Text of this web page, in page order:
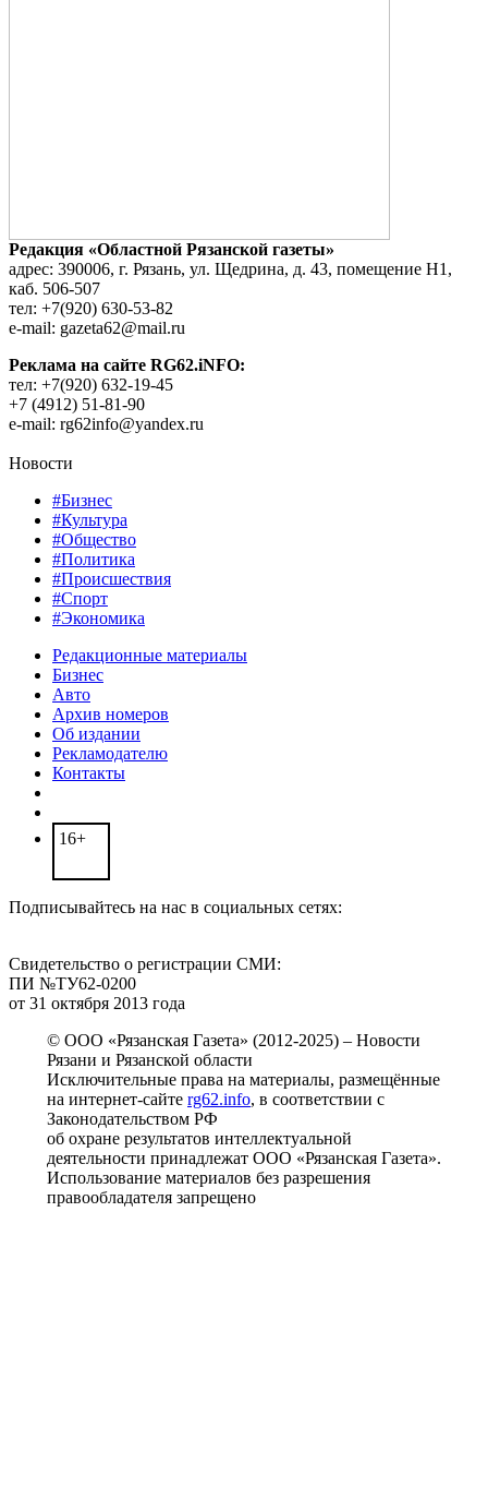
Редакция «Областной Рязанской газеты»
адрес: 390006, г. Рязань, ул. Щедрина, д. 43, помещение Н1,
каб. 506-507
тел: +7(920) 630-53-82
e-mail: gazeta62@mail.ru
Реклама на сайте RG62.iNFO:
тел: +7(920) 632-19-45
+7 (4912) 51-81-90
e-mail: rg62info@yandex.ru
Новости
#Бизнес
#Культура
#Общество
#Политика
#Происшествия
#Спорт
#Экономика
Редакционные материалы
Бизнес
Авто
Архив номеров
Об издании
Рекламодателю
Контакты
16+
Подписывайтесь на нас в социальных сетях:
Свидетельство о регистрации СМИ:
ПИ №ТУ62-0200
от 31 октября 2013 года
© ООО «Рязанская Газета» (2012-2025) – Новости
Рязани и Рязанской области
Исключительные права на материалы, размещённые
на интернет-сайте rg62.info, в соответствии с
Законодательством РФ
об охране результатов интеллектуальной
деятельности принадлежат ООО «Рязанская Газета».
Использование материалов без разрешения
правообладателя запрещено